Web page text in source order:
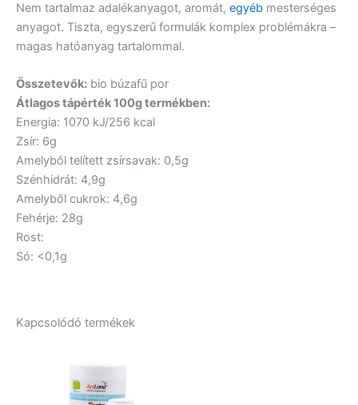
Nem tartalmaz adalékanyagot, aromát, egyéb mesterséges
anyagot. Tiszta, egyszerű formulák komplex problémákra –
magas hatóanyag tartalommal.
Összetevők: bio búzafű por
Átlagos tápérték 100g termékben:
Energia: 1070 kJ/256 kcal
Zsír: 6g
Amelyből telített zsírsavak: 0,5g
Szénhidrát: 4,9g
Amelyből cukrok: 4,6g
Fehérje: 28g
Rost:
Só: <0,1g
Kapcsolódó termékek